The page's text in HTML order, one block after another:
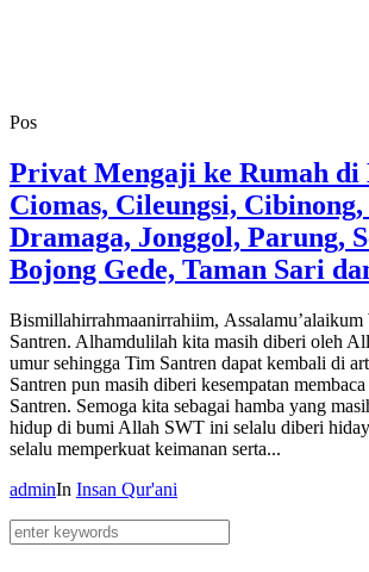
Pos
Privat Mengaji ke Rumah di
Ciomas, Cileungsi,
Dramaga, Jonggol, Parung,
Bojong Gede, Taman Sari
Bismillahirrahmaanirrahiim, Assalamu’alaikum
Santren. Alhamdulilah kita masih diberi oleh
umur sehingga Tim Santren dapat kembali di
Santren pun masih diberi kesempatan
Santren. Semoga kita sebagai hamba yang
hidup di bumi Allah SWT ini selalu diberi
selalu memperkuat keimanan serta...
adminIn Insan Qur'ani